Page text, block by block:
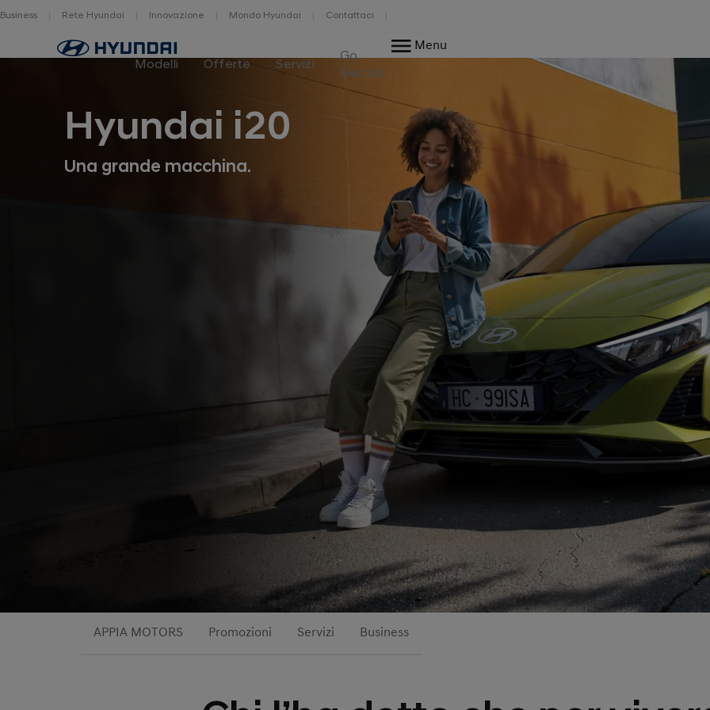
Business Rete Hyundai Innovazione Mondo Hyundai Contattaci
Home
Modelli Offerte Servizi
Go
Electric
Menu
Hyundai i20
Una grande macchina.
APPIA MOTORS Promozioni Servizi Business